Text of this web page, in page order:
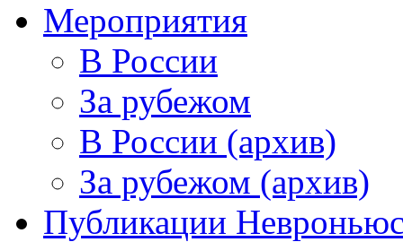
Мероприятия
В России
За рубежом
В России (архив)
За рубежом (архив)
Публикации